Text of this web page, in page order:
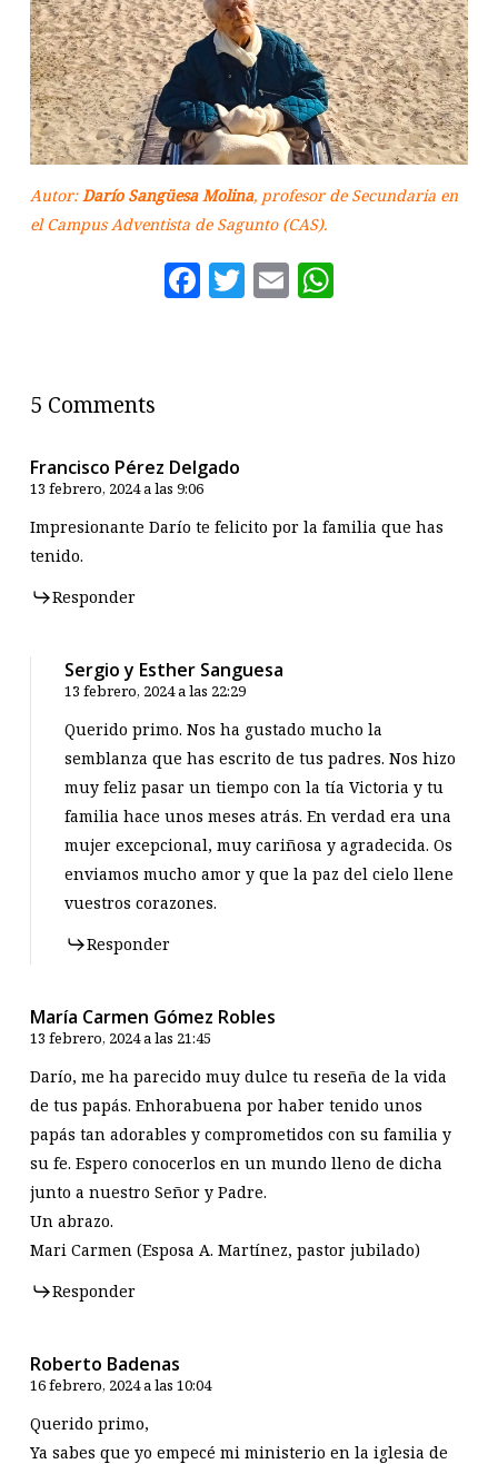
Autor:Darío Sangüesa Molina, profesor de Secundaria en
el Campus Adventista de Sagunto (CAS).
Facebook
Twitter
Email
5 Comments
Francisco Pérez Delgado
13 febrero, 2024 a las 9:06
Impresionante Darío te felicito por la familia que has
tenido.
Responder
Sergio y Esther Sanguesa
13 febrero, 2024 a las 22:29
Querido primo. Nos ha gustado mucho la
semblanza que has escrito de tus padres. Nos hizo
muy feliz pasar un tiempo con la tía Victoria y tu
familia hace unos meses atrás. En verdad era una
mujer excepcional, muy cariñosa y agradecida. Os
enviamos mucho amor y que la paz del cielo llene
vuestros corazones.
Responder
María Carmen Gómez Robles
13 febrero, 2024 a las 21:45
Darío, me ha parecido muy dulce tu reseña de la vida
de tus papás. Enhorabuena por haber tenido unos
papás tan adorables y comprometidos con su familia y
su fe. Espero conocerlos en un mundo lleno de dicha
junto a nuestro Señor y Padre.
Un abrazo.
Mari Carmen (Esposa A. Martínez, pastor jubilado)
Responder
Roberto Badenas
16 febrero, 2024 a las 10:04
Querido primo,
Ya sabes que yo empecé mi ministerio en la iglesia de